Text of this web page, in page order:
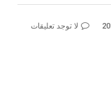
لا توجد تعليقات